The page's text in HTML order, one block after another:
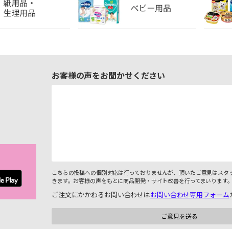
お客様の声をお聞かせください
こちらの投稿への個別対応は行っておりませんが、頂いたご意見はスタ
きます。お客様の声をもとに商品開発・サイト改善を行ってまいります。
ご注文にかかわるお問い合わせはお問い合わせ専用フォーム